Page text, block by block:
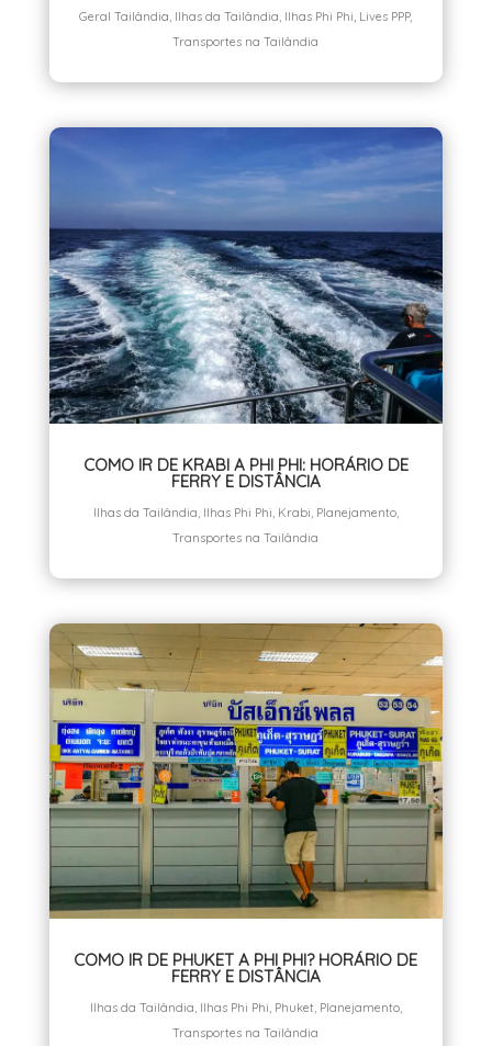
Geral Tailândia, Ilhas da Tailândia, Ilhas Phi Phi, Lives PPP,
Transportes na Tailândia
COMO IR DE KRABI A PHI PHI: HORÁRIO DE
FERRY E DISTÂNCIA
Ilhas da Tailândia, Ilhas Phi Phi, Krabi, Planejamento,
Transportes na Tailândia
COMO IR DE PHUKET A PHI PHI? HORÁRIO DE
FERRY E DISTÂNCIA
Ilhas da Tailândia, Ilhas Phi Phi, Phuket, Planejamento,
Transportes na Tailândia